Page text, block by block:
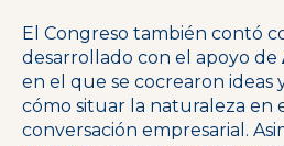
El Congreso también contó
desarrollado con el apoyo de
en el que se cocrearon ideas
cómo situar la naturaleza en
conversación empresarial.